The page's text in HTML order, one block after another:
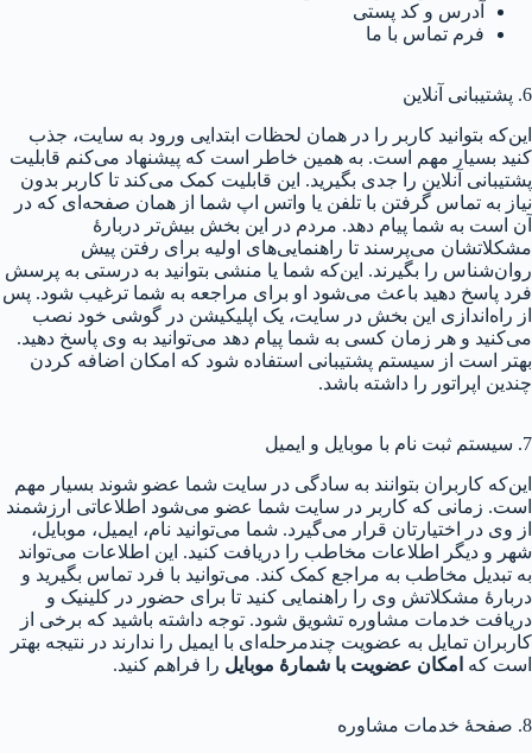
آدرس و کد پستی
فرم تماس با ما
6. پشتیبانی آنلاین
این‌که بتوانید کاربر را در همان لحظات ابتدایی ورود به سایت، جذب
کنید بسیار مهم است. به همین خاطر است که پیشنهاد می‌کنم قابلیت
پشتیبانی آنلاین را جدی بگیرید. این قابلیت کمک می‌کند تا کاربر بدون
نیاز به تماس گرفتن با تلفن یا واتس اپ شما از همان صفحه‌ای که در
آن است به شما پیام دهد. مردم در این بخش بیش‌تر دربارهٔ
مشکلاتشان می‌پرسند تا راهنمایی‌های اولیه برای رفتن پیش
روان‌شناس را بگیرند. این‌که شما یا منشی بتوانید به درستی به پرسش
فرد پاسخ دهید باعث می‌شود او برای مراجعه به شما ترغیب شود. پس
از راه‌اندازی این بخش در سایت، یک اپلیکیشن در گوشی خود نصب
می‌کنید و هر زمان کسی به شما پیام دهد می‌توانید به وی پاسخ دهید.
بهتر است از سیستم پشتیبانی استفاده شود که امکان اضافه کردن
چندین اپراتور را داشته باشد.
7. سیستم ثبت نام با موبایل و ایمیل
این‌که کاربران بتوانند به سادگی در سایت شما عضو شوند بسیار مهم
است. زمانی که کاربر در سایت شما عضو می‌شود اطلاعاتی ارزشمند
از وی در اختیارتان قرار می‌گیرد. شما می‌توانید نام، ایمیل، موبایل،
شهر و دیگر اطلاعات مخاطب را دریافت کنید. این اطلاعات می‌تواند
به تبدیل مخاطب به مراجع کمک کند. می‌توانید با فرد تماس بگیرید و
دربارهٔ مشکلاتش وی را راهنمایی کنید تا برای حضور در کلینیک و
دریافت خدمات مشاوره تشویق شود. توجه داشته باشید که برخی از
کاربران تمایل به عضویت چندمرحله‌ای با ایمیل را ندارند در نتیجه بهتر
است که امکان عضویت با شمارهٔ موبایل را فراهم کنید.
8. صفحهٔ خدمات مشاوره